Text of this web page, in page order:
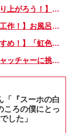
【夏祭りごっこで盛り上がろう！】紙皿やストローでフォトプロップス風のおしゃれな「おめん」の作り方
【牛乳パックで夏の工作！】お風呂やおうちプールで水に浮かべてあそぼ！「牛乳パックのぷかぷかボート」
【自由研究にもおすすめ！】「虹色うちわ」作ってみました！ 夏休みの工作に最＆高♪・編集部スタッフイチオシ！
【おうちでドームキャッチャーに挑戦だ】アンパンマン わくわくドームキャッチャー
「『スーホの白
ころの僕にとっ
した」